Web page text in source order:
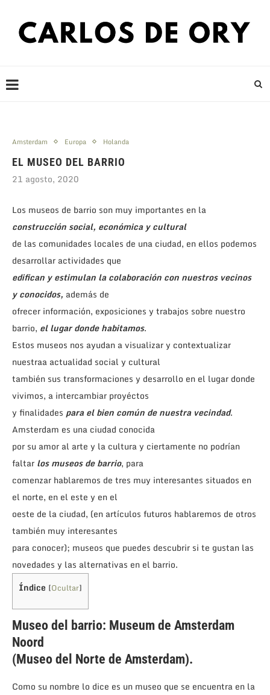
Amsterdam Europa Holanda
EL MUSEO DEL BARRIO
21 agosto, 2020
Los museos de barrio son muy importantes en la
construcción social, económica y cultural
de las comunidades locales de una ciudad, en ellos podemos
desarrollar actividades que
edifican y estimulan la colaboración con nuestros vecinos
y conocidos, además de
ofrecer información, exposiciones y trabajos sobre nuestro
barrio, el lugar donde habitamos.
Estos museos nos ayudan a visualizar y contextualizar
nuestraa actualidad social y cultural
también sus transformaciones y desarrollo en el lugar donde
vivimos, a intercambiar proyéctos
y finalidades para el bien común de nuestra vecindad.
Amsterdam es una ciudad conocida
por su amor al arte y la cultura y ciertamente no podrían
faltar los museos de barrio, para
comenzar hablaremos de tres muy interesantes situados en
el norte, en el este y en el
oeste de la ciudad, (en artículos futuros hablaremos de otros
también muy interesantes
para conocer); museos que puedes descubrir si te gustan las
novedades y las alternativas en el barrio.
Índice [Ocultar]
Museo del barrio: Museum de Amsterdam
Noord
(Museo del Norte de Amsterdam).
Como su nombre lo dice es un museo que se encuentra en la